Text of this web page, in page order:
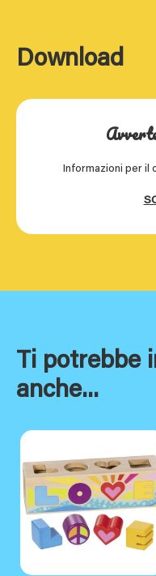
Download
Informazioni per
Ti potrebbe
anche...